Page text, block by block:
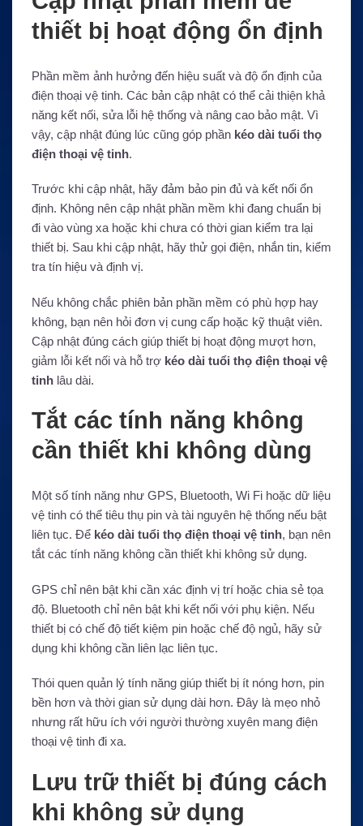
thiết bị hoạt động ổn định
Phần mềm ảnh hưởng đến hiệu suất và độ ổn định của
điện thoại vệ tinh. Các bản cập nhật có thể cải thiện khả
năng kết nối, sửa lỗi hệ thống và nâng cao bảo mật. Vì
vậy, cập nhật đúng lúc cũng góp phần kéo dài tuổi thọ
điện thoại vệ tinh.
Trước khi cập nhật, hãy đảm bảo pin đủ và kết nối ổn
định. Không nên cập nhật phần mềm khi đang chuẩn bị
đi vào vùng xa hoặc khi chưa có thời gian kiểm tra lại
thiết bị. Sau khi cập nhật, hãy thử gọi điện, nhắn tin, kiểm
tra tín hiệu và định vị.
Nếu không chắc phiên bản phần mềm có phù hợp hay
không, bạn nên hỏi đơn vị cung cấp hoặc kỹ thuật viên.
Cập nhật đúng cách giúp thiết bị hoạt động mượt hơn,
giảm lỗi kết nối và hỗ trợ kéo dài tuổi thọ điện thoại vệ
tinh lâu dài.
Tắt các tính năng không
cần thiết khi không dùng
Một số tính năng như GPS, Bluetooth, Wi Fi hoặc dữ liệu
vệ tinh có thể tiêu thụ pin và tài nguyên hệ thống nếu bật
liên tục. Để kéo dài tuổi thọ điện thoại vệ tinh, bạn nên
tắt các tính năng không cần thiết khi không sử dụng.
GPS chỉ nên bật khi cần xác định vị trí hoặc chia sẻ tọa
độ. Bluetooth chỉ nên bật khi kết nối với phụ kiện. Nếu
thiết bị có chế độ tiết kiệm pin hoặc chế độ ngủ, hãy sử
dụng khi không cần liên lạc liên tục.
Thói quen quản lý tính năng giúp thiết bị ít nóng hơn, pin
bền hơn và thời gian sử dụng dài hơn. Đây là mẹo nhỏ
nhưng rất hữu ích với người thường xuyên mang điện
thoại vệ tinh đi xa.
Lưu trữ thiết bị đúng cách
khi không sử dụng